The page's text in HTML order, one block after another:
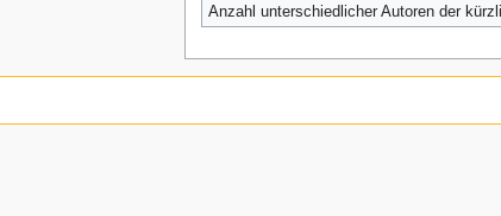
Anzahl unterschiedlicher Autoren der